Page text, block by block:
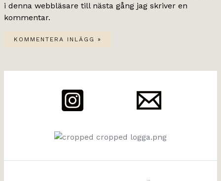
i denna webbläsare till nästa gång jag skriver en
kommentar.